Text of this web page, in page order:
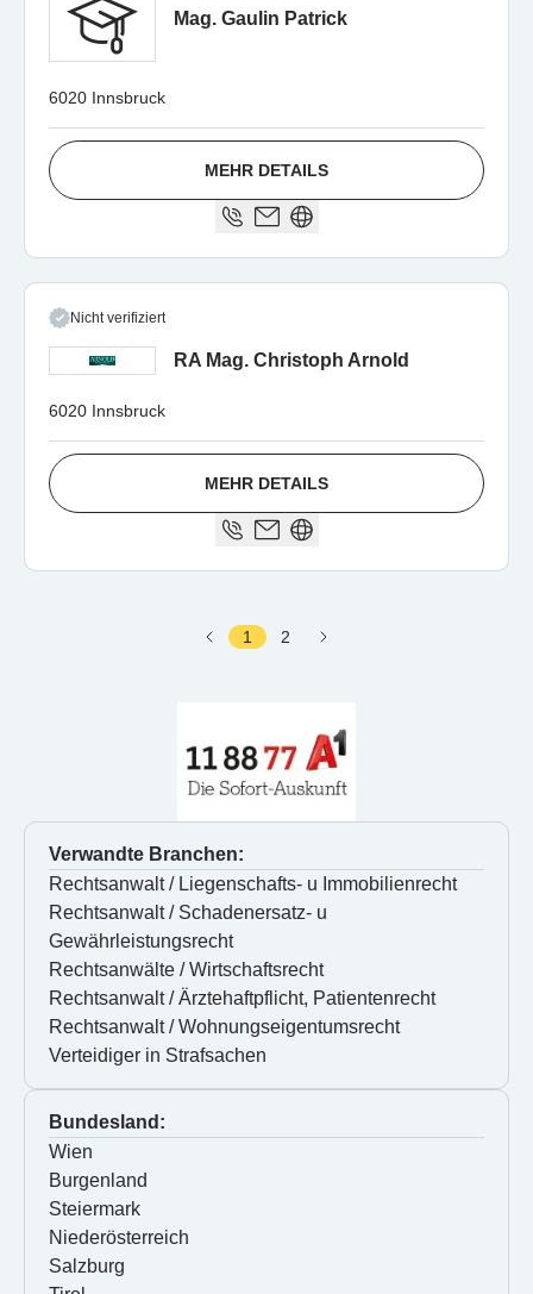
Mag. Gaulin Patrick
6020 Innsbruck
MEHR DETAILS
Nicht verifiziert
RA Mag. Christoph Arnold
6020 Innsbruck
MEHR DETAILS
1 2
Verwandte Branchen:
Rechtsanwalt / Liegenschafts- u Immobilienrecht
Rechtsanwalt / Schadenersatz- u
Gewährleistungsrecht
Rechtsanwälte / Wirtschaftsrecht
Rechtsanwalt / Ärztehaftpflicht, Patientenrecht
Rechtsanwalt / Wohnungseigentumsrecht
Verteidiger in Strafsachen
Bundesland:
Wien
Burgenland
Steiermark
Niederösterreich
Salzburg